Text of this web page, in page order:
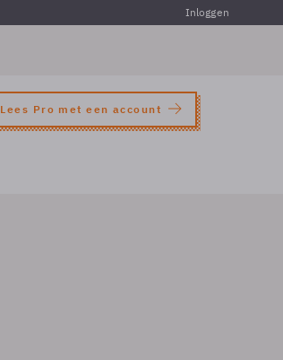
Inloggen
Lees Pro met een account